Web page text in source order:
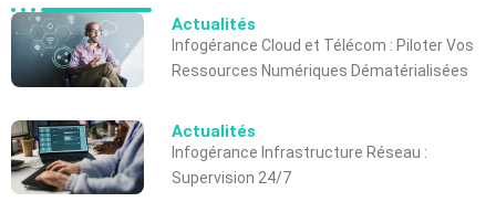
Actualités
Infogérance Cloud et Télécom : Piloter Vos
Ressources Numériques Dématérialisées
Actualités
Infogérance Infrastructure Réseau :
Supervision 24/7